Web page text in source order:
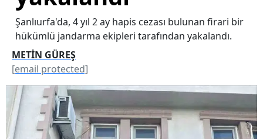
Şanlıurfa'da, 4 yıl 2 ay hapis cezası bulunan firari bir
hükümlü jandarma ekipleri tarafından yakalandı.
METİN GÜREŞ
[email protected]